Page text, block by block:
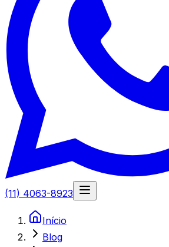
(11) 4063-8923
Início
Blog